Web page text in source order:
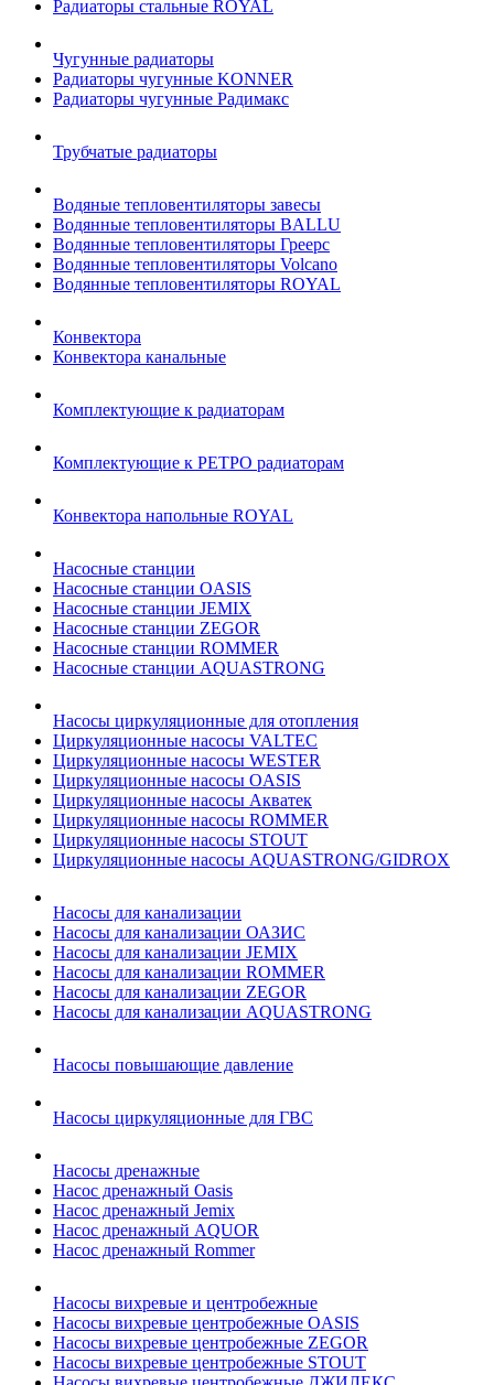
Радиаторы стальные ROYAL
Чугунные радиаторы
Радиаторы чугунные KONNER
Радиаторы чугунные Радимакс
Трубчатые радиаторы
Водяные тепловентиляторы завесы
Водянные тепловентиляторы BALLU
Водянные тепловентиляторы Греерс
Водянные тепловентиляторы Volcano
Водянные тепловентиляторы ROYAL
Конвектора
Конвектора канальные
Комплектующие к радиаторам
Комплектующие к РЕТРО радиаторам
Конвектора напольные ROYAL
Насосные станции
Насосные станции OASIS
Насосные станции JEMIX
Насосные станции ZEGOR
Насосные станции ROMMER
Насосные станции AQUASTRONG
Насосы циркуляционные для отопления
Циркуляционные насосы VALTEC
Циркуляционные насосы WESTER
Циркуляционные насосы OASIS
Циркуляционные насосы Акватек
Циркуляционные насосы ROMMER
Циркуляционные насосы STOUT
Циркуляционные насосы AQUASTRONG/GIDROX
Насосы для канализации
Насосы для канализации ОАЗИС
Насосы для канализации JEMIX
Насосы для канализации ROMMER
Насосы для канализации ZEGOR
Насосы для канализации AQUASTRONG
Насосы повышающие давление
Насосы циркуляционные для ГВС
Насосы дренажные
Насос дренажный Oasis
Насос дренажный Jemix
Насос дренажный AQUOR
Насос дренажный Rommer
Насосы вихревые и центробежные
Насосы вихревые центробежные OASIS
Насосы вихревые центробежные ZEGOR
Насосы вихревые центробежные STOUT